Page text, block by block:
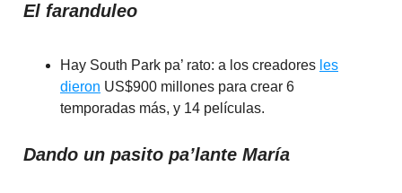
El faranduleo
Hay South Park pa’ rato: a los creadores les
dieron US$900 millones para crear 6
temporadas más, y 14 películas.
Dando un pasito pa’lante María